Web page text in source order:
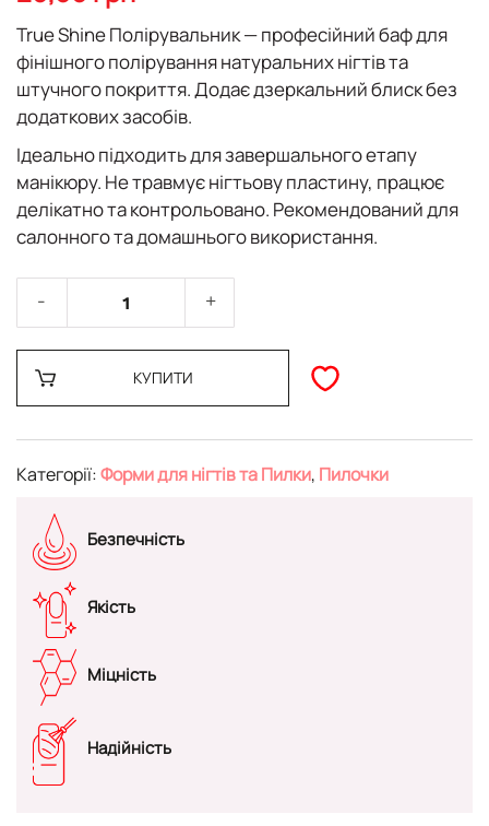
галереї
зображень
True Shine Полірувальник— професійний баф для
фінішного полірування натуральних нігтів та
штучного покриття. Додає дзеркальний блиск без
додаткових засобів.
Ідеально підходить для завершального етапу
манікюру. Не травмує нігтьову пластину, працює
делікатно та контрольовано. Рекомендований для
салонного та домашнього використання.
КУПИТИ
Категорії:Форми для нігтів та Пилки, Пилочки
Безпечність
Якість
Міцність
Надійність